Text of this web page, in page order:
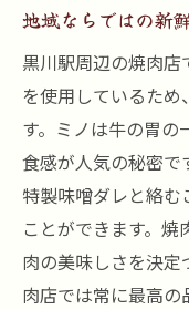
最適な焼
焼き方に
黒川駅の名店
とき
おすすめ
名店の個
名店での
常連客が
地域ならではの新
黒川駅周辺の焼肉店
を使用しているた
す。ミノは牛の胃の
食感が人気の秘密で
特製味噌ダレと絡
ことができます。
肉の美味しさを決定
肉店では常に最高の